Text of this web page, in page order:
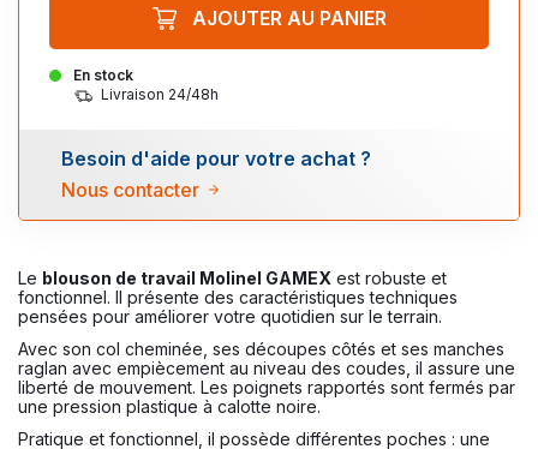
Le blouson de travail Molinel GAMEX est robuste et
fonctionnel. Il présente des caractéristiques techniques
pensées pour améliorer votre quotidien sur le terrain.
Avec son col cheminée, ses découpes côtés et ses manches
raglan avec empiècement au niveau des coudes, il assure une
liberté de mouvement. Les poignets rapportés sont fermés par
une pression plastique à calotte noire.
Pratique et fonctionnel, il possède différentes poches : une
En stock
Livraison 24/48h
AJOUTER AU PANIER
Besoin d'aide pour votre achat ?
Nous contacter